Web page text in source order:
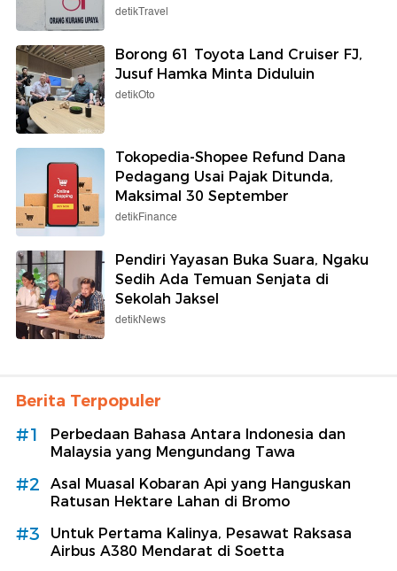
detikTravel
Borong 61 Toyota Land Cruiser FJ,
Jusuf Hamka Minta Diduluin
detikOto
Tokopedia-Shopee Refund Dana
Pedagang Usai Pajak Ditunda,
Maksimal 30 September
detikFinance
Pendiri Yayasan Buka Suara, Ngaku
Sedih Ada Temuan Senjata di
Sekolah Jaksel
detikNews
Berita Terpopuler
#1
Perbedaan Bahasa Antara Indonesia dan
Malaysia yang Mengundang Tawa
#2
Asal Muasal Kobaran Api yang Hanguskan
Ratusan Hektare Lahan di Bromo
#3
Untuk Pertama Kalinya, Pesawat Raksasa
Airbus A380 Mendarat di Soetta